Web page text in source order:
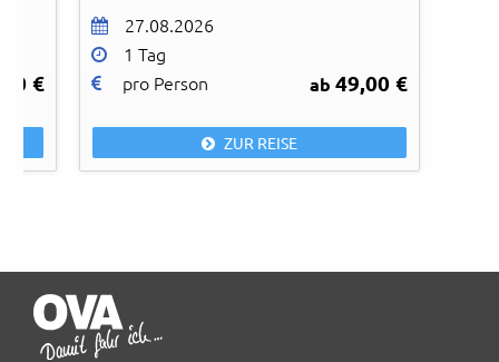
€
27.08.2026
1 Tag
pro Person
ab49,00 €
ZUR REISE